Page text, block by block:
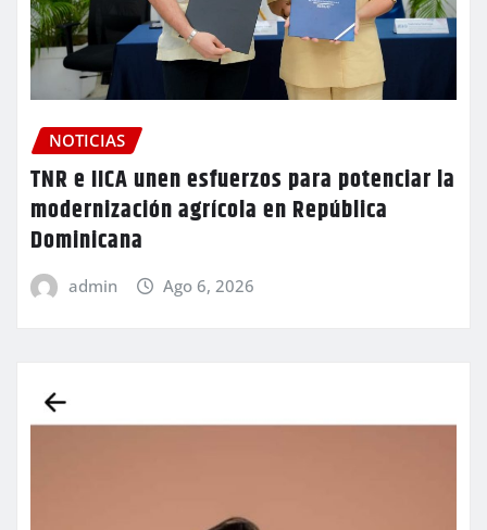
NOTICIAS
TNR e IICA unen esfuerzos para potenciar la
modernización agrícola en República
Dominicana
admin Ago 6, 2026